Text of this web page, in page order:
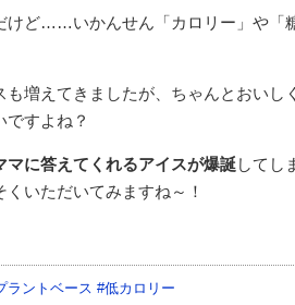
けど……いかんせん「カロリー」や「
増えてきましたが、ちゃんとおいし
ですよね？
マに答えてくれるアイスが爆誕してし
いただいてみますね～！
ラントベース #低カロリー